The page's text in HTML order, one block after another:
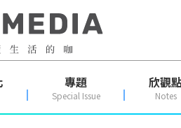
專題
Special Issue
欣觀
Notes